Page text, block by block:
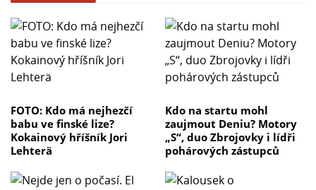
FOTO: Kdo má nejhezčí
babu ve finské lize?
Kokainový hříšník Jori
Lehterä
Kdo na startu mohl
zaujmout Deniu? Motory
„S“, duo Zbrojovky i lídři
pohárových zástupců